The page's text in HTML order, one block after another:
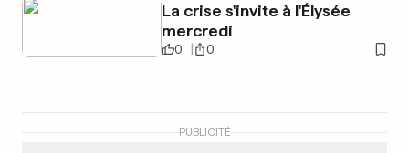
La crise s'invite à l'Élysée
mercredi
0 0
PUBLICITÉ